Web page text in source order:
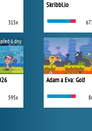
315x
595x
před 6 dny
Skribbl.io
Adam a Eva: Golf